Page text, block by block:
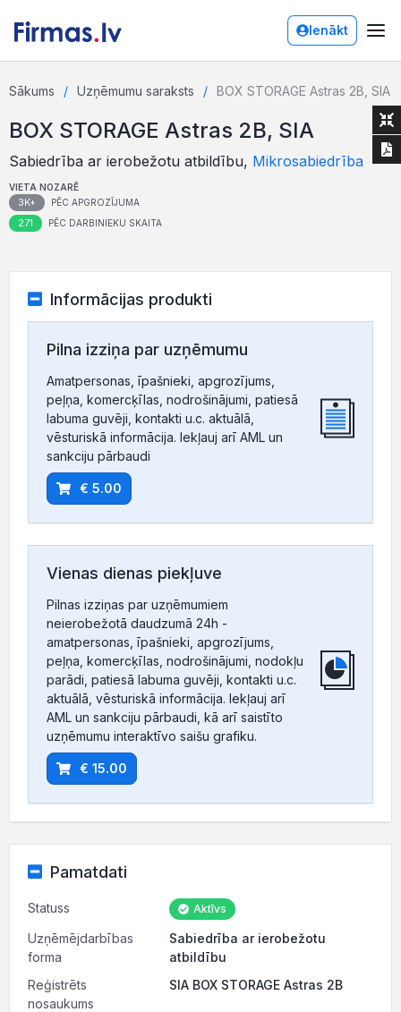
Ienākt
Sākums Uzņēmumu saraksts BOX STORAGE Astras 2B, SIA
BOX STORAGE Astras 2B, SIA
Sabiedrība ar ierobežotu atbildību, Mikrosabiedrība
VIETA NOZARĒ
3K+ PĒC APGROZĪJUMA
271 PĒC DARBINIEKU SKAITA
Informācijas produkti
Pilna izziņa par uzņēmumu
Amatpersonas, īpašnieki, apgrozījums,
peļņa, komercķīlas, nodrošinājumi, patiesā
labuma guvēji, kontakti u.c. aktuālā,
vēsturiskā informācija. Iekļauj arī AML un
sankciju pārbaudi
€ 5.00
Vienas dienas piekļuve
Pilnas izziņas par uzņēmumiem
neierobežotā daudzumā 24h -
amatpersonas, īpašnieki, apgrozījums,
peļņa, komercķīlas, nodrošinājumi, nodokļu
parādi, patiesā labuma guvēji, kontakti u.c.
aktuālā, vēsturiskā informācija. Iekļauj arī
AML un sankciju pārbaudi, kā arī saistīto
uzņēmumu interaktīvo saišu grafiku.
€ 15.00
Pamatdati
Statuss Aktīvs
Uzņēmējdarbības
forma
Sabiedrība ar ierobežotu
atbildību
Reģistrēts
nosaukums
SIA BOX STORAGE Astras 2B